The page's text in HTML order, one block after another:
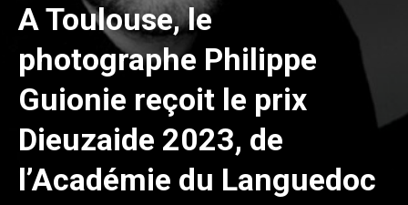
A Toulouse, le
photographe Philippe
Guionie reçoit le prix
Dieuzaide 2023, de
l’Académie du Languedoc